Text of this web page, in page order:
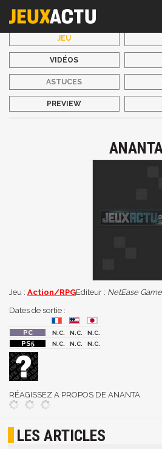
JEU
VIDÉOS
ASTUCES
PREVIEW
Jeu : Action/RPGEditeur : NetEase
Dates de sortie :
N.C. N.C.
N.C.
N.C.
N.C. N.C.
RÉAGISSEZ A PROPOS DE ANANTA
LES ARTICLES